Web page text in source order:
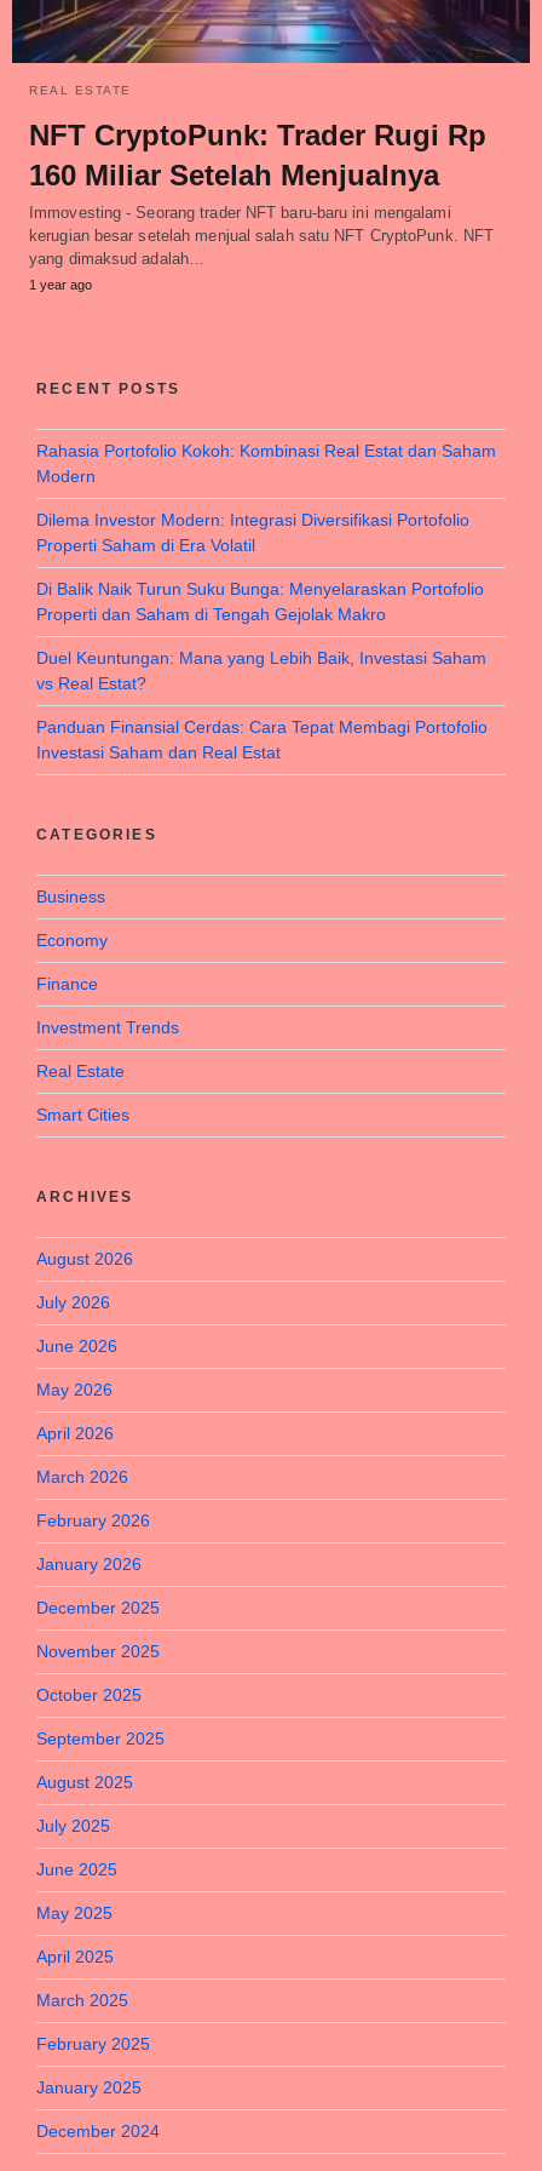
REAL ESTATE
NFT CryptoPunk: Trader Rugi Rp
160 Miliar Setelah Menjualnya
Immovesting - Seorang trader NFT baru-baru ini mengalami
kerugian besar setelah menjual salah satu NFT CryptoPunk. NFT
yang dimaksud adalah…
1 year ago
RECENT POSTS
Rahasia Portofolio Kokoh: Kombinasi Real Estat dan Saham
Modern
Dilema Investor Modern: Integrasi Diversifikasi Portofolio
Properti Saham di Era Volatil
Di Balik Naik Turun Suku Bunga: Menyelaraskan Portofolio
Properti dan Saham di Tengah Gejolak Makro
Duel Keuntungan: Mana yang Lebih Baik, Investasi Saham
vs Real Estat?
Panduan Finansial Cerdas: Cara Tepat Membagi Portofolio
Investasi Saham dan Real Estat
CATEGORIES
Business
Economy
Finance
Investment Trends
Real Estate
Smart Cities
ARCHIVES
August 2026
July 2026
June 2026
May 2026
April 2026
March 2026
February 2026
January 2026
December 2025
November 2025
October 2025
September 2025
August 2025
July 2025
June 2025
May 2025
April 2025
March 2025
February 2025
January 2025
December 2024